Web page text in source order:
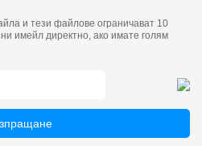
и тези файлове ограничават 10
имейл директно, ако имате голям